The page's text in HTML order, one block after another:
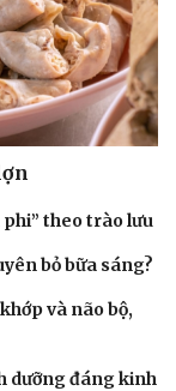
phi” theo trào lưu
bỏ bữa sáng?
và não bộ,
dưỡng đáng kinh